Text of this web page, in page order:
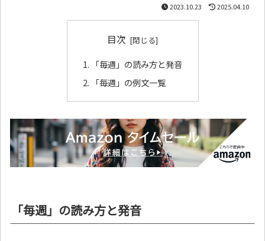
2023.10.23 2025.04.10
目次
「毎週」の読み方と発音
「毎週」の例文一覧
「毎週」の読み方と発音